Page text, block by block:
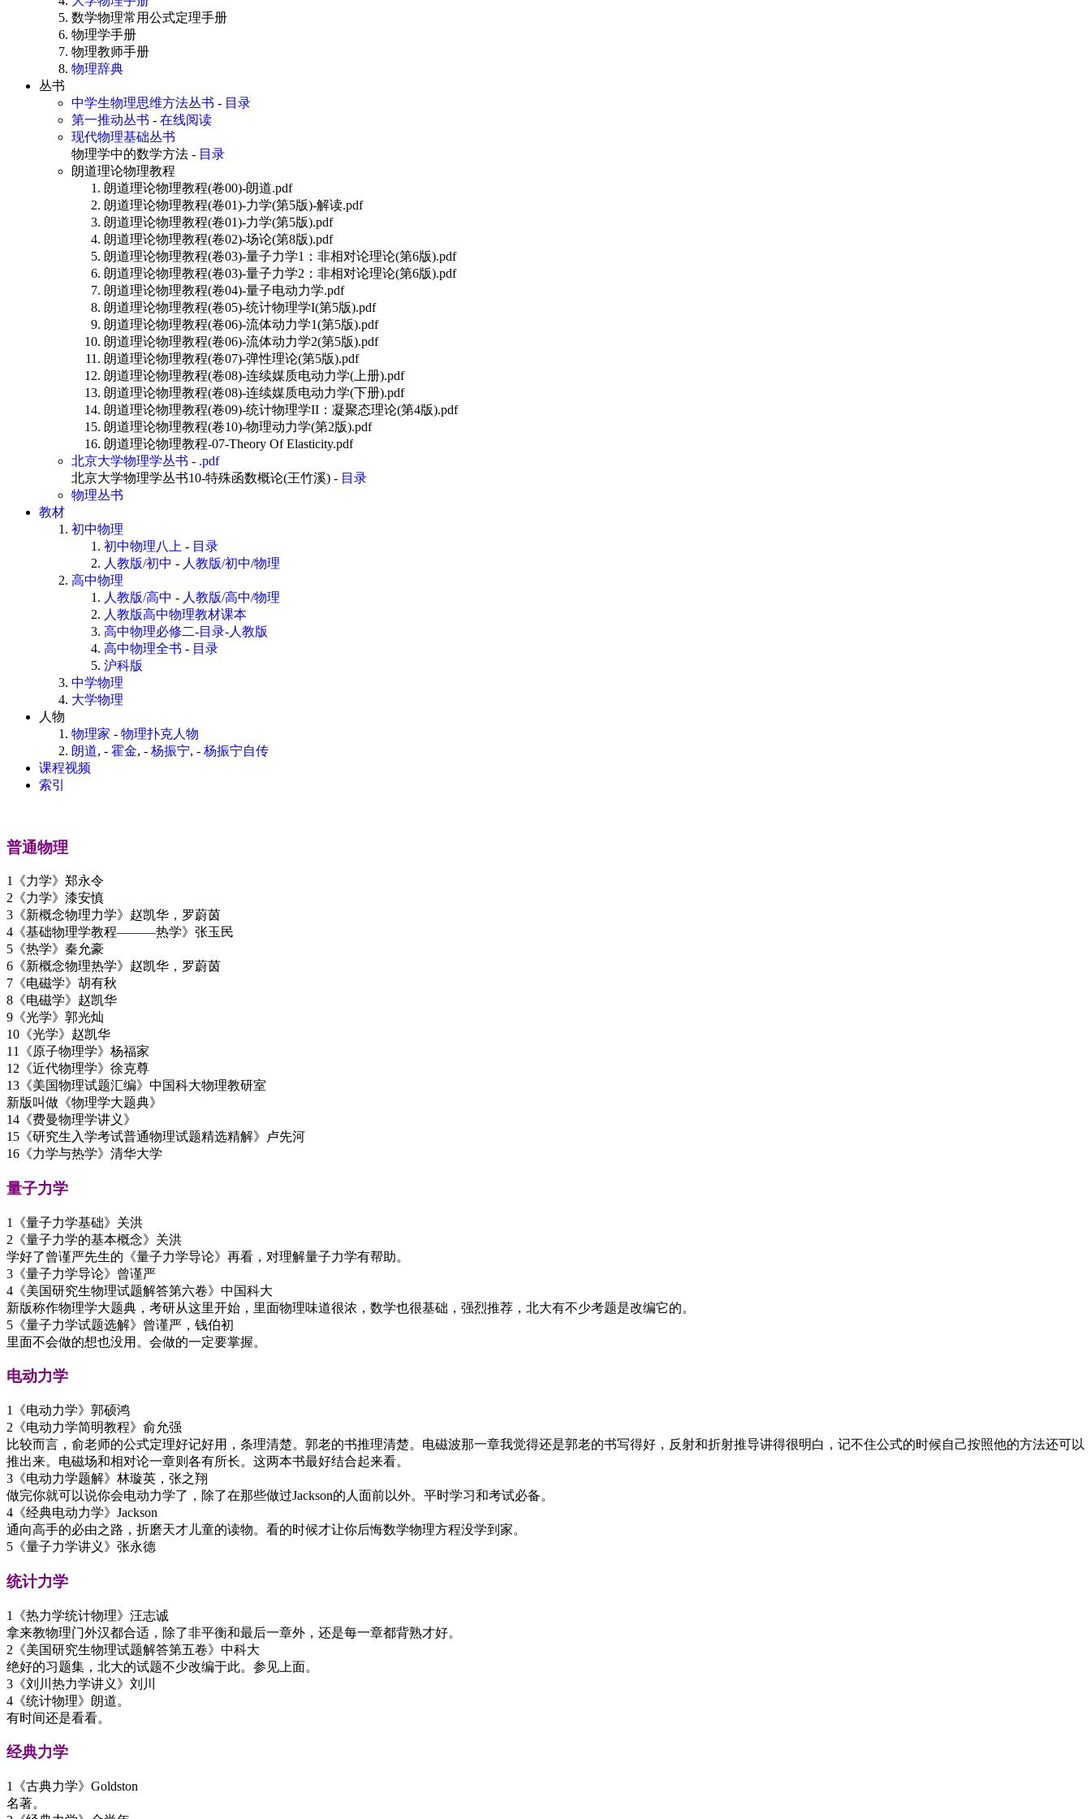
数学物理常用公式定理手册
物理学手册
物理教师手册
物理辞典
丛书
中学生物理思维方法丛书 - 目录
第一推动丛书 - 在线阅读
现代物理基础丛书
物理学中的数学方法 - 目录
朗道理论物理教程
朗道理论物理教程(卷00)-朗道.pdf
朗道理论物理教程(卷01)-力学(第5版)-解读.pdf
朗道理论物理教程(卷01)-力学(第5版).pdf
朗道理论物理教程(卷02)-场论(第8版).pdf
朗道理论物理教程(卷03)-量子力学1：非相对论理论(第6版).pdf
朗道理论物理教程(卷03)-量子力学2：非相对论理论(第6版).pdf
朗道理论物理教程(卷04)-量子电动力学.pdf
朗道理论物理教程(卷05)-统计物理学I(第5版).pdf
朗道理论物理教程(卷06)-流体动力学1(第5版).pdf
朗道理论物理教程(卷06)-流体动力学2(第5版).pdf
朗道理论物理教程(卷07)-弹性理论(第5版).pdf
朗道理论物理教程(卷08)-连续媒质电动力学(上册).pdf
朗道理论物理教程(卷08)-连续媒质电动力学(下册).pdf
朗道理论物理教程(卷09)-统计物理学II：凝聚态理论(第4版).pdf
朗道理论物理教程(卷10)-物理动力学(第2版).pdf
朗道理论物理教程-07-Theory Of Elasticity.pdf
北京大学物理学丛书 - .pdf
北京大学物理学丛书10-特殊函数概论(王竹溪) - 目录
物理丛书
教材
初中物理
初中物理八上 - 目录
人教版/初中 - 人教版/初中/物理
高中物理
人教版/高中 - 人教版/高中/物理
人教版高中物理教材课本
高中物理必修二-目录-人教版
高中物理全书 - 目录
沪科版
中学物理
大学物理
人物
物理家 - 物理扑克人物
朗道, - 霍金, - 杨振宁, - 杨振宁自传
课程视频
索引
普通物理
1《力学》郑永令
2《力学》漆安慎
3《新概念物理力学》赵凯华，罗蔚茵
4《基础物理学教程———热学》张玉民
5《热学》秦允豪
6《新概念物理热学》赵凯华，罗蔚茵
7《电磁学》胡有秋
8《电磁学》赵凯华
9《光学》郭光灿
10《光学》赵凯华
11《原子物理学》杨福家
12《近代物理学》徐克尊
13《美国物理试题汇编》中国科大物理教研室
新版叫做《物理学大题典》
14《费曼物理学讲义》
15《研究生入学考试普通物理试题精选精解》卢先河
16《力学与热学》清华大学
量子力学
1《量子力学基础》关洪
2《量子力学的基本概念》关洪
学好了曾谨严先生的《量子力学导论》再看，对理解量子力学有帮助。
3《量子力学导论》曾谨严
4《美国研究生物理试题解答第六卷》中国科大
新版称作物理学大题典，考研从这里开始，里面物理味道很浓，数学也很基础，强烈推荐，北大有不少考题是改编它的。
5《量子力学试题选解》曾谨严，钱伯初
里面不会做的想也没用。会做的一定要掌握。
电动力学
1《电动力学》郭硕鸿
2《电动力学简明教程》俞允强
比较而言，俞老师的公式定理好记好用，条理清楚。郭老的书推理清楚。电磁波那一章我觉得还是郭老的书写得好，反射和折射推导讲得很明白，记不住公式的时候自己按照他的方法还可以
推出来。电磁场和相对论一章则各有所长。这两本书最好结合起来看。
3《电动力学题解》林璇英，张之翔
做完你就可以说你会电动力学了，除了在那些做过Jackson的人面前以外。平时学习和考试必备。
4《经典电动力学》Jackson
通向高手的必由之路，折磨天才儿童的读物。看的时候才让你后悔数学物理方程没学到家。
5《量子力学讲义》张永德
统计力学
1《热力学统计物理》汪志诚
拿来教物理门外汉都合适，除了非平衡和最后一章外，还是每一章都背熟才好。
2《美国研究生物理试题解答第五卷》中科大
绝好的习题集，北大的试题不少改编于此。参见上面。
3《刘川热力学讲义》刘川
4《统计物理》朗道。
有时间还是看看。
经典力学
1《古典力学》Goldston
名著。